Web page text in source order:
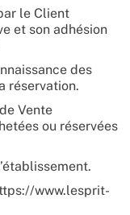
le Client
et son adhésion
des
réservation.
Vente
ou réservées
www.lesprit-